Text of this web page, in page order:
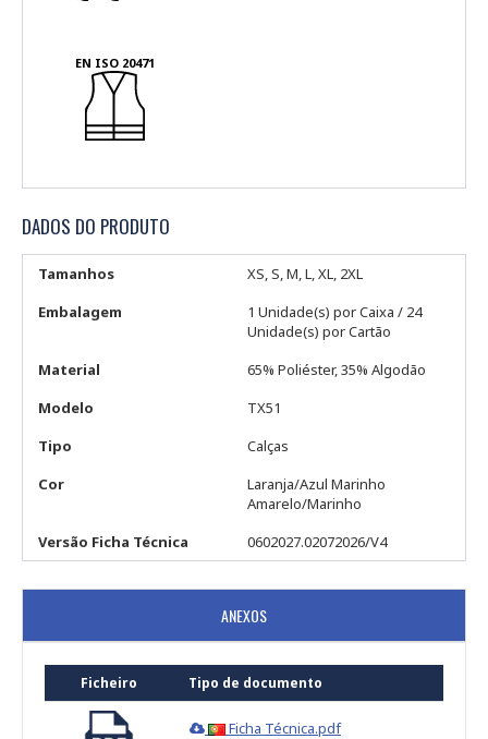
EN ISO 20471
DADOS DO PRODUTO
Tamanhos
XS, S, M, L, XL, 2XL
Embalagem
1 Unidade(s) por Caixa / 24
Unidade(s) por Cartão
Material
65% Poliéster, 35% Algodão
Modelo
TX51
Tipo
Calças
Cor
Laranja/Azul Marinho
Amarelo/Marinho
Versão Ficha Técnica
0602027.02072026/V4
ANEXOS
Ficheiro Tipo de documento
Ficha Técnica.pdf